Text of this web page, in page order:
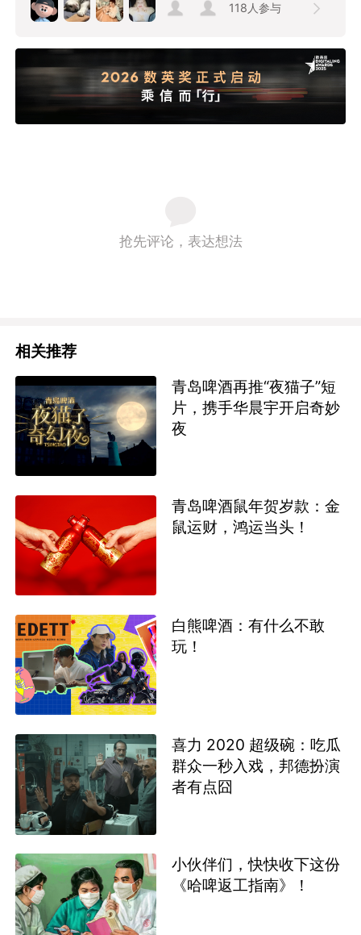
118 人参与
抢先评论，表达想法
相关推荐
青岛啤酒再推“夜猫子”短
片，携手华晨宇开启奇妙
夜
青岛啤酒鼠年贺岁款：金
鼠运财，鸿运当头！
白熊啤酒：有什么不敢
玩！
喜力 2020 超级碗：吃瓜
群众一秒入戏，邦德扮演
者有点囧
小伙伴们，快快收下这份
《哈啤返工指南》！